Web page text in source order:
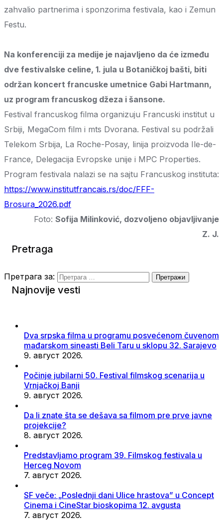
zahvalio partnerima i sponzorima festivala, kao i Zemun
Festu.
Na konferenciji za medije je najavljeno da će između
dve festivalske celine, 1. jula u Botaničkoj bašti, biti
održan koncert francuske umetnice Gabi Hartmann,
uz program francuskog džeza i šansone.
Festival francuskog filma organizuju Francuski institut u
Srbiji, MegaCom film i mts Dvorana. Festival su podržali
Telekom Srbija, La Roche-Posay, linija proizvoda Ile-de-
France, Delegacija Evropske unije i MPC Properties.
Program festivala nalazi se na sajtu Francuskog instituta:
https://www.institutfrancais.rs/doc/FFF-
Brosura_2026.pdf
Foto: Sofija Milinković, dozvoljeno objavljivanje
Z. J.
Pretraga
Претрага за:
Najnovije vesti
Dva srpska filma u programu posvećenom čuvenom
mađarskom sineasti Beli Taru u sklopu 32. Sarajevo
9. август 2026.
Počinje jubilarni 50. Festival filmskog scenarija u
Vrnjačkoj Banji
9. август 2026.
Da li znate šta se dešava sa filmom pre prve javne
projekcije?
8. август 2026.
Predstavljamo program 39. Filmskog festivala u
Herceg Novom
7. август 2026.
SF veče: „Poslednji dani Ulice hrastova” u Concept
Cinema i CineStar bioskopima 12. avgusta
7. август 2026.